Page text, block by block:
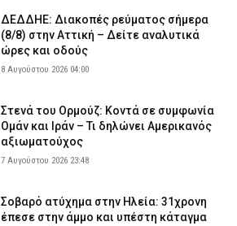
ΔΕΔΔΗΕ: Διακοπές ρεύματος σήμερα
(8/8) στην Αττική – Δείτε αναλυτικά
ώρες και οδούς
8 Αυγούστου 2026 04:00
Στενά του Ορμούζ: Κοντά σε συμφωνία
Ομάν και Ιράν – Τι δηλώνει Αμερικανός
αξιωματούχος
7 Αυγούστου 2026 23:48
Σοβαρό ατύχημα στην Ηλεία: 31χρονη
έπεσε στην άμμο και υπέστη κάταγμα